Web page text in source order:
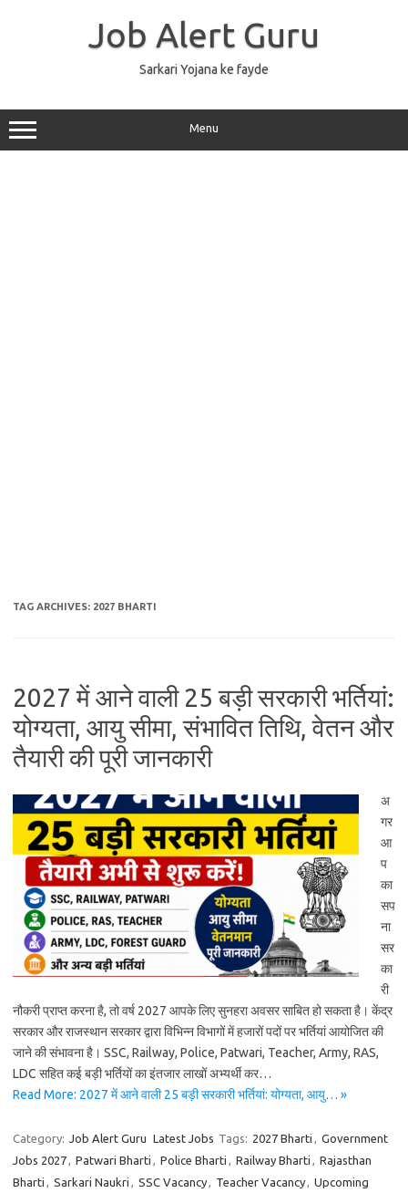
Job Alert Guru
Sarkari Yojana ke fayde
Menu
TAG ARCHIVES: 2027 BHARTI
2027 में आने वाली 25 बड़ी सरकारी भर्तियां:
योग्यता, आयु सीमा, संभावित तिथि, वेतन और
तैयारी की पूरी जानकारी
अ
गर
आ
प
का
सप
ना
सर
का
री
नौकरी प्राप्त करना है, तो वर्ष 2027 आपके लिए सुनहरा अवसर साबित हो सकता है। केंद्र
सरकार और राजस्थान सरकार द्वारा विभिन्न विभागों में हजारों पदों पर भर्तियां आयोजित की
जाने की संभावना है। SSC, Railway, Police, Patwari, Teacher, Army, RAS,
LDC सहित कई बड़ी भर्तियों का इंतजार लाखों अभ्यर्थी कर…
Read More: 2027 में आने वाली 25 बड़ी सरकारी भर्तियां: योग्यता, आयु… »
Category: Job Alert Guru Latest Jobs Tags: 2027 Bharti , Government
Jobs 2027, Patwari Bharti , Police Bharti , Railway Bharti , Rajasthan
Bharti , Sarkari Naukri , SSC Vacancy, Teacher Vacancy, Upcoming